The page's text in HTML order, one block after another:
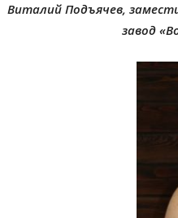
Виталий Подъячев,
завод